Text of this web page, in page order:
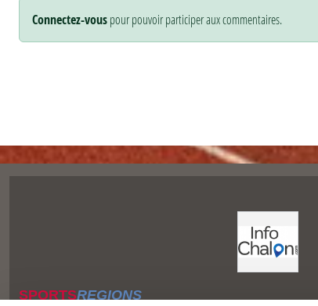
Connectez-vouspour pouvoir participer aux commentaires.
SPORTSREGIONS